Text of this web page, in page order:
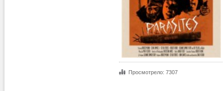
Просмотрело: 7307